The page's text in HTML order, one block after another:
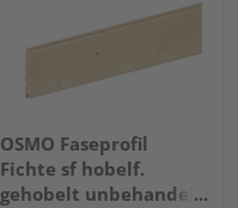
OSMO Faseprofil
Fichte sf hobelf.
gehobelt unbehandelt